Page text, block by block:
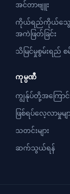
အင်တာဗျူး
ကိုယ်ရည်ကိုယ်သွေ
အကဲဖြတ်ခြင်း
သိမြင်မှုစွမ်းရည် စ
ကုမ္ပဏီ
ကျွန်ုပ်တို့အကြောင်
ဖြစ်ရပ်လေ့လာမှုမျ
သတင်းများ
ဆက်သွယ်ရန်